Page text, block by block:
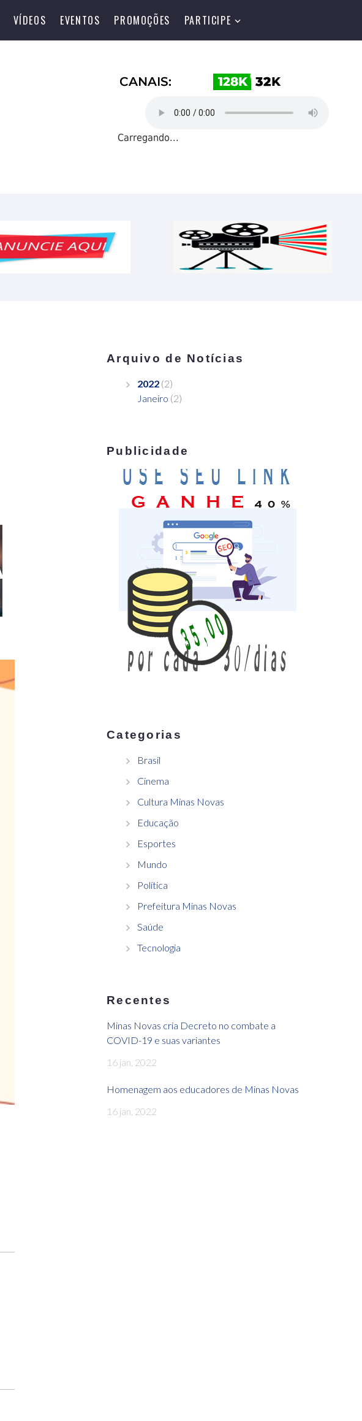
VÍDEOS EVENTOS PROMOÇÕES PARTICIPE
Arquivo de Notícias
2022 (2)
Janeiro (2)
Publicidade
Categorias
Brasil
Cinema
Cultura Minas Novas
Educação
Esportes
Mundo
Política
Prefeitura Minas Novas
Saúde
Tecnologia
Recentes
Minas Novas cria Decreto no combate a
COVID-19 e suas variantes
16 jan, 2022
Homenagem aos educadores de Minas Novas
16 jan, 2022